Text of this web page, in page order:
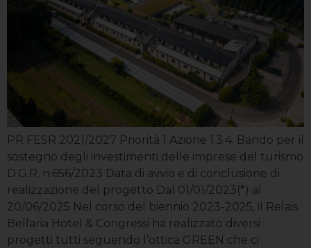
PR FESR 2021/2027 Priorità 1 Azione 1.3.4. Bando per il
sostegno degli investimenti delle imprese del turismo
D.G.R. n.656/2023 Data di avvio e di conclusione di
realizzazione del progetto Dal 01/01/2023(*) al
20/06/2025 Nel corso del biennio 2023-2025, il Relais
Bellaria Hotel & Congressi ha realizzato diversi
progetti tutti seguendo l’ottica GREEN che ci